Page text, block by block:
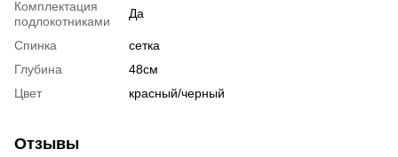
Комплектация
подлокотниками
Да
Спинка
сетка
Глубина
48см
Цвет
красный/черный
Отзывы